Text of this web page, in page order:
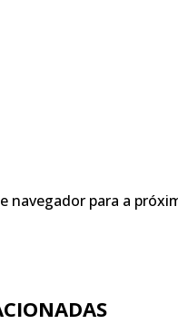
navegador para a